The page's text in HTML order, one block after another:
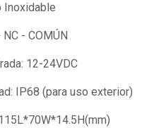
Inoxidable
- COMÚN
12-24VDC
IP68 (para uso exterior)